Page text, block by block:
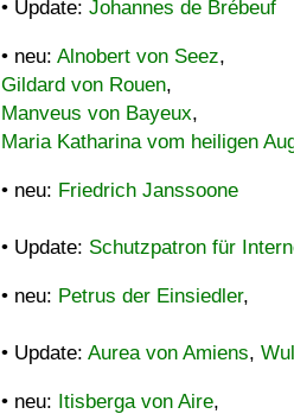
• Update: Johannes de Brébeuf
• neu: Alnobert von Seez,
Gildard von Rouen,
Manveus von Bayeux,
Maria Katharina vom heiligen
• neu: Friedrich Janssoone
• Update: Schutzpatron für
• neu: Petrus der Einsiedler,
• Update: Aurea von Amiens,
• neu: Itisberga von Aire,